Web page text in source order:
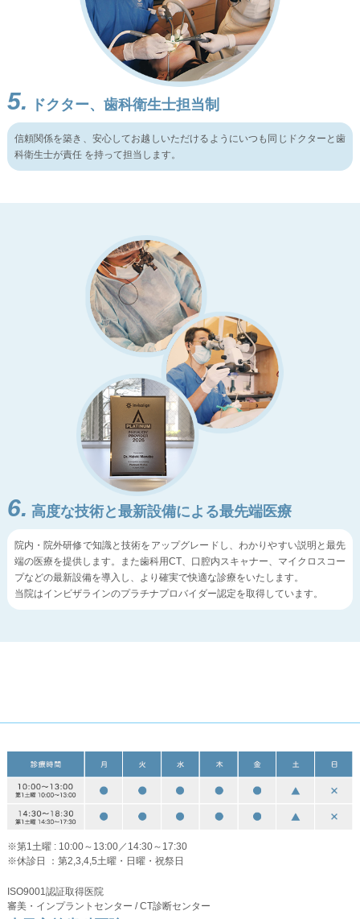
5. ドクター、歯科衛生士担当制
信頼関係を築き、安心してお越しいただけるようにいつも同じドクターと歯
科衛生士が責任 を持って担当します。
6. 高度な技術と最新設備による最先端医療
院内・院外研修で知識と技術をアップグレードし、わかりやすい説明と最先
端の医療を提供します。また歯科用CT、口腔内スキャナー、マイクロスコー
プなどの最新設備を導入し、より確実で快適な診療をいたします。
当院はインビザラインのプラチナプロバイダー認定を取得しています。
※第1土曜 : 10:00～13:00／14:30～17:30
※休診日 ：第2,3,4,5土曜・日曜・祝祭日
ISO9001認証取得医院
審美・インプラントセンター / CT診断センター